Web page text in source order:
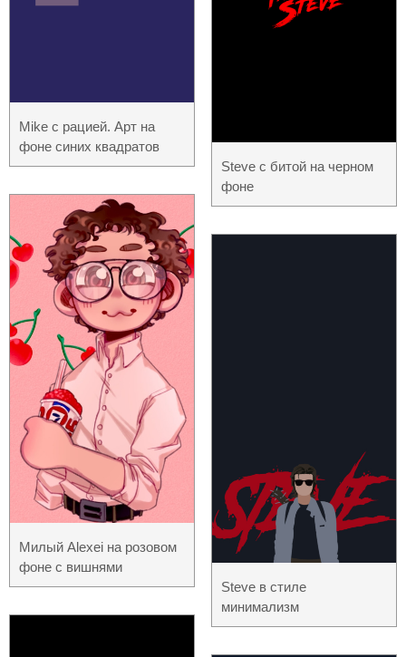
Mike с рацией. Арт на
фоне синих квадратов
Милый Alexei на розовом
фоне с вишнями
Steve с битой на черном
фоне
Steve в стиле
минимализм